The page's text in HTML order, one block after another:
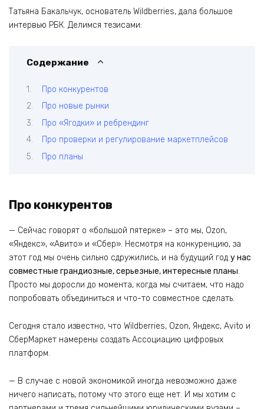
Татьяна Бакальчук, основатель Wildberries, дала большое
интервью РБК. Делимся тезисами:
Содержание
Про конкурентов
Про новые рынки
Про «Ягодки» и ребрендинг
Про проверки и регулирование маркетплейсов
Про планы
Про конкурентов
— Сейчас говорят о «большой пятерке» – это мы, Ozon,
«Яндекс», «Авито» и «Сбер». Несмотря на конкуренцию, за
этот год мы очень сильно сдружились, и на будущий год у нас
совместные грандиозные, серьезные, интересные планы.
Просто мы доросли до момента, когда мы считаем, что надо
попробовать объединиться и что-то совместное сделать.
Сегодня стало известно, что Wildberries, Ozon, Яндекс, Avito и
СберМаркет намерены создать Ассоциацию цифровых
платформ.
— В случае с новой экономикой иногда невозможно даже
ничего написать, потому что этого еще нет. И мы хотим с